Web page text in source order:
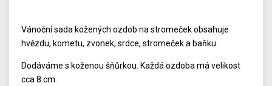
Vánoční sada kožených ozdob na stromeček obsahuje
hvězdu, kometu, zvonek, srdce, stromeček a baňku.
Dodáváme s koženou šňůrkou. Každá ozdoba má velikost
cca 8 cm.